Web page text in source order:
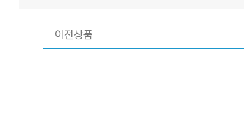
이전상품